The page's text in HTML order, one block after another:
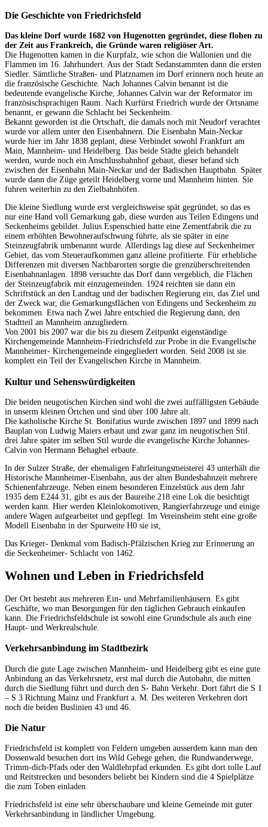
Die Geschichte von Friedrichsfeld
Das kleine Dorf wurde 1682 von Hugenotten gegründet, diese flohen zu
der Zeit aus Frankreich, die Gründe waren religiöser Art.
Die Hugenotten kamen in die Kurpfalz, wie schon die Wallonien und die
Flammen im 16. Jahrhundert. Aus der Stadt Sedanstammten dann die ersten
Siedler. Sämtliche Straßen- und Platznamen im Dorf erinnern noch heute an
die französische Geschichte. Nach Johannes Calvin benannt ist die
bedeutende evangelische Kirche, Johannes Calvin war der Reformator im
französischsprachigen Raum. Nach Kurfürst Friedrich wurde der Ortsname
benannt, er gewann die Schlacht bei Seckenheim.
Bekannt geworden ist die Ortschaft, die damals noch mit Neudorf verachtet
wurde vor allem unter den Eisenbahnern. Die Eisenbahn Main-Neckar
wurde hier im Jahr 1838 geplant, diese Verbindet sowohl Frankfurt am
Main, Mannheim- und Heidelberg. Das beide Städte gleich behandelt
werden, wurde noch ein Anschlussbahnhof gebaut, dieser befand sich
zwischen der Eisenbahn Main-Neckar und der Badischen Hauptbahn. Später
wurde dann die Züge geteilt Heidelberg vorne und Mannheim hinten. Sie
fuhren weiterhin zu den Zielbahnhöfen.
Die kleine Siedlung wurde erst vergleichsweise spät gegründet, so das es
nur eine Hand voll Gemarkung gab, diese wurden aus Teilen Edingens und
Seckenheims gebildet. Julius Espenschied hatte eine Zementfabrik die zu
einem erhöhten Bewohneraufschwung führte, als sie später in eine
Steinzeugfabrik umbenannt wurde. Allerdings lag diese auf Seckenheimer
Gebiet, das vom Steueraufkommen ganz alleine profitierte. Für erhebliche
Differenzen mit diversen Nachbarorten sorgte die grenzüberschreitenden
Eisenbahnanlagen. 1898 versuchte das Dorf dann vergeblich, die Flächen
der Steinzeugfabrik mit einzugemeinden. 1924 reichten sie dann ein
Schriftstück an den Landtag und der badischen Regierung ein, das Ziel und
der Zweck war, die Gemarkungsflächen von Edingens und Seckenheim zu
bekommen. Etwa nach Zwei Jahre entschied die Regierung dann, den
Stadtteil an Mannheim anzugliedern.
Von 2001 bis 2007 war die bis zu diesem Zeitpunkt eigenständige
Kirchengemeinde Mannheim-Friedrichsfeld zur Probe in die Evangelische
Mannheimer- Kirchengemeinde eingegliedert worden. Seid 2008 ist sie
komplett ein Teil der Evangelischen Kirche in Mannheim.
Kultur und Sehenswürdigkeiten
Die beiden neugotischen Kirchen sind wohl die zwei auffälligsten Gebäude
in unserm kleinen Örtchen und sind über 100 Jahre alt.
Die katholische Kirche St. Bonifatius wurde zwischen 1897 und 1899 nach
Bauplan von Ludwig Maiers erbaut und zwar ganz im neugotischen Stil.
drei Jahre später im selben Stil wurde die evangelische Kirche Johannes-
Calvin von Hermann Behaghel erbaute.
In der Sulzer Straße, der ehemaligen Fahrleitungsmeisterei 43 unterhält die
Historische Mannheimer-Eisenbahn, aus der alten Bundesbahnzeit mehrere
Schienenfahrzeuge. Neben einem besonderen Einzelstück aus dem Jahr
1935 dem E244 31, gibt es aus der Baureihe 218 eine Lok die besichtigt
werden kann. Hier werden Kleinlokomotiven, Rangierfahrzeuge und einige
andere Wagen aufgearbeitet und gepflegt. Im Vereinsheim steht eine große
Modell Eisenbahn in der Spurweite H0 sie ist,
Das Krieger- Denkmal vom Badisch-Pfälzischen Krieg zur Erinnerung an
die Seckenheimer- Schlacht von 1462.
Wohnen und Leben in Friedrichsfeld
Der Ort besteht aus mehreren Ein- und Mehrfamilienhäusern. Es gibt
Geschäfte, wo man Besorgungen für den täglichen Gebrauch einkaufen
kann. Die Friedrichsfeldschule ist sowohl eine Grundschule als auch eine
Haupt- und Werkrealschule.
Verkehrsanbindung im Stadtbezirk
Durch die gute Lage zwischen Mannheim- und Heidelberg gibt es eine gute
Anbindung an das Verkehrsnetz, erst mal durch die Autobahn, die mitten
durch die Siedlung führt und durch den S- Bahn Verkehr. Dort fährt die S 1
– S 3 Richtung Mainz und Frankfurt a. M. Des weiteren Verkehren dort
noch die beiden Buslinien 43 und 46.
Die Natur
Friedrichsfeld ist komplett von Feldern umgeben ausserdem kann man den
Dossenwald besuchen dort ins Wild Gehege gehen, die Rundwanderwege,
Trimm-dich-Pfads oder den Waldlehrpfad erkunden. Es gibt dort tolle Lauf
und Reitstrecken und besonders beliebt bei Kindern sind die 4 Spielplätze
die zum Toben einladen.
Friedrichsfeld ist eine sehr überschaubare und kleine Gemeinde mit guter
Verkehrsanbindung in ländlicher Umgebung.